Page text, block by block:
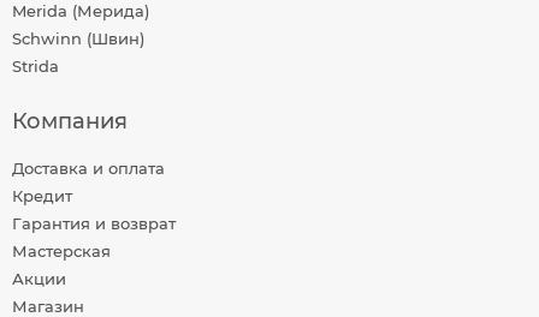
Merida (Мерида)
Schwinn (Швин)
Strida
Компания
Доставка и оплата
Кредит
Гарантия и возврат
Мастерская
Акции
Магазин